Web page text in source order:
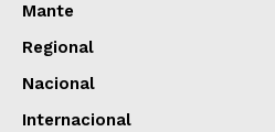
Mante
Regional
Nacional
Internacional